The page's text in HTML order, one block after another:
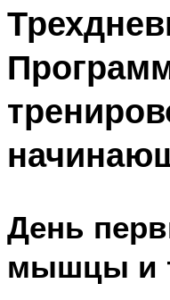
День
мышцы и